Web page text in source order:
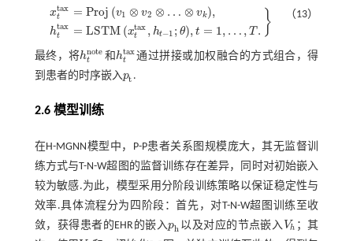
xtax
t = Proj (v1 ⊗ v2 ⊗ … ⊗ vk),
htax
t = LSTM (xtax
t , ht−1 ; θ), t = 1, … , T . }
xtax oj v1⊗v2⊗…⊗ v t ax L Mx ht-1 θ
（13）
最终，将hnote
t
htnot e
和htax
t
htax通过拼接或加权融合的方式组合，得
到患者的时序嵌入pt
pt .
2.6 模型训练
在H-MGNN模型中，P-P患者关系图规模庞大，其无监督训
练方式与T-N-W超图的监督训练存在差异，同时对初始嵌入
较为敏感.为此，模型采用分阶段训练策略以保证稳定性与
效率.具体流程分为四阶段：首先，对T-N-W超图训练至收
敛，获得患者的EHR的嵌入ph
ph 以及对应的节点嵌入 Vh
Vh ；其